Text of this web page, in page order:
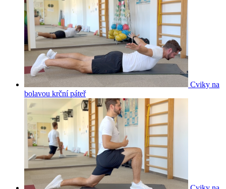
Cviky na
bolavou krční páteř